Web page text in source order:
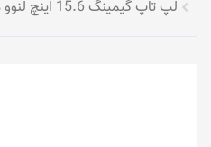
لپ تاپ گیمینگ 15.6 اینچ لنوو مدل LOQ 15IRX10-L3PS